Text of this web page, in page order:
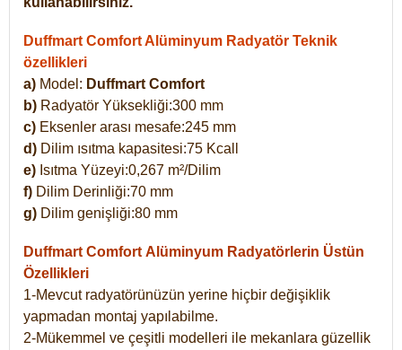
Duffmart Comfort Alüminyum Radyatör Teknik
özellikleri
a) Model: Duffmart Comfort
b) Radyatör Yüksekliği:300 mm
c) Eksenler arası mesafe:245 mm
d) Dilim ısıtma kapasitesi:75 Kcall
e) Isıtma Yüzeyi:0,267 m²/Dilim
f) Dilim Derinliği:70 mm
g) Dilim genişliği:80 mm
Duffmart Comfort Alüminyum Radyatörlerin Üstün
Özellikleri
1-Mevcut radyatörünüzün yerine hiçbir değişiklik
yapmadan montaj yapılabilme.
2-Mükemmel ve çeşitli modelleri ile mekanlara güzellik